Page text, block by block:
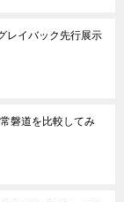
レイバック先行展示
磐道を比較してみ